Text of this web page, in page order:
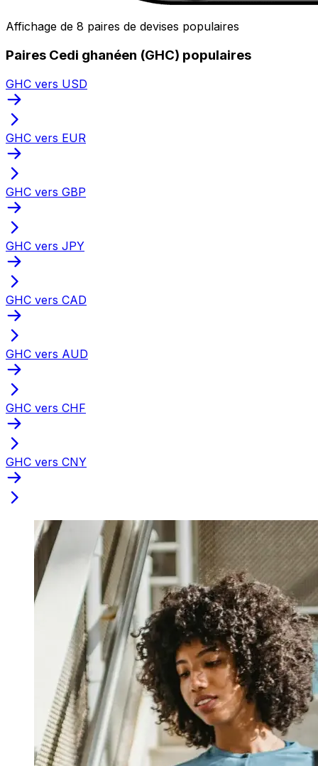
Affichage de 8 paires de devises populaires
Paires Cedi ghanéen (GHC) populaires
GHC vers USD
GHC vers EUR
GHC vers GBP
GHC vers JPY
GHC vers CAD
GHC vers AUD
GHC vers CHF
GHC vers CNY